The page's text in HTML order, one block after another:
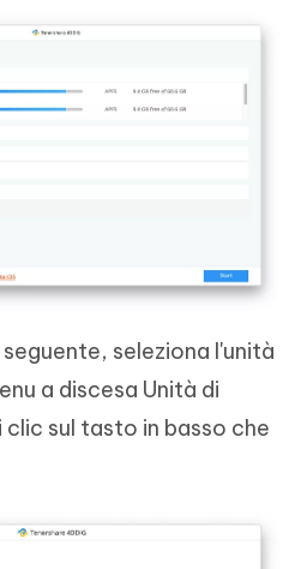
seleziona l'unità
a discesa Unità di
clic sul tasto in basso che